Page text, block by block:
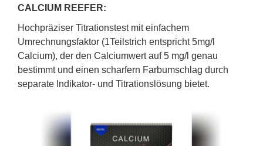
CALCIUM REEFER:
Hochpräziser Titrationstest mit einfachem
Umrechnungsfaktor (1Teilstrich entspricht 5mg/l
Calcium), der den Calciumwert auf 5 mg/l genau
bestimmt und einen scharfern Farbumschlag durch
separate Indikator- und Titrationslösung bietet.